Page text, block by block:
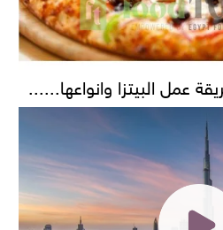
عمل البيتزا وانواعها......